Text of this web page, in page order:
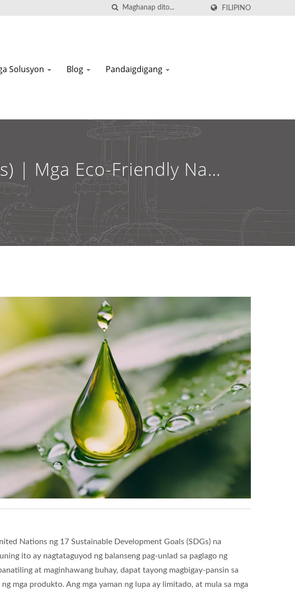
FILIPINO
Solusyon Blog Pandaigdigang
| Mga Eco-Friendly Na
Nations ng 17 Sustainable Development Goals (SDGs) na
ito ay nagtataguyod ng balanseng pag-unlad sa paglago ng
at maginhawang buhay, dapat tayong magbigay-pansin sa
mga produkto. Ang mga yaman ng lupa ay limitado, at mula sa mga